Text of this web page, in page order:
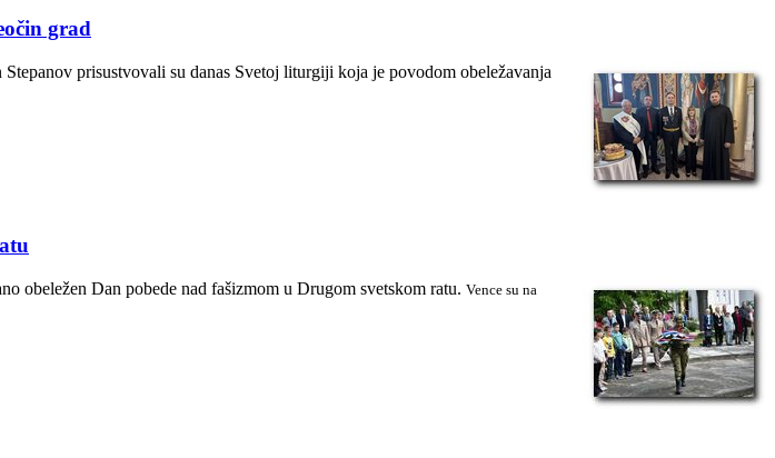
grad
prisustvovali su danas Svetoj liturgiji koja je povodom obeležavanja
obeležen Dan pobede nad fašizmom u Drugom svetskom ratu. Vence su na